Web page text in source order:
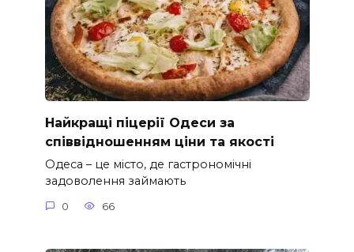
Найкращі піцерії Одеси за
співвідношенням ціни та якості
Одеса – це місто, де гастрономічні
задоволення займають
0 66